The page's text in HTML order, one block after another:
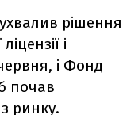
рішення
і
і Фонд
почав
ринку.